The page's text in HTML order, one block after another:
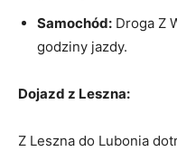
Samochód: Droga Z
godziny jazdy.
Dojazd z Leszna:
Z Leszna do Lubonia